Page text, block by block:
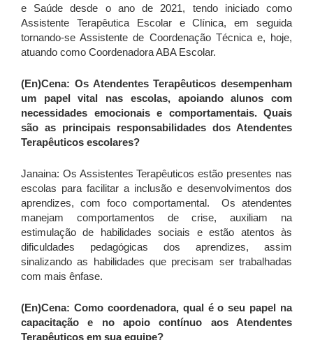
e Saúde desde o ano de 2021, tendo iniciado como
Assistente Terapêutica Escolar e Clínica, em seguida
tornando-se Assistente de Coordenação Técnica e, hoje,
atuando como Coordenadora ABA Escolar.
(En)Cena: Os Atendentes Terapêuticos desempenham
um papel vital nas escolas, apoiando alunos com
necessidades emocionais e comportamentais. Quais
são as principais responsabilidades dos Atendentes
Terapêuticos escolares?
Janaina: Os Assistentes Terapêuticos estão presentes nas
escolas para facilitar a inclusão e desenvolvimentos dos
aprendizes, com foco comportamental. Os atendentes
manejam comportamentos de crise, auxiliam na
estimulação de habilidades sociais e estão atentos às
dificuldades pedagógicas dos aprendizes, assim
sinalizando as habilidades que precisam ser trabalhadas
com mais ênfase.
(En)Cena: Como coordenadora, qual é o seu papel na
capacitação e no apoio contínuo aos Atendentes
Terapêuticos em sua equipe?